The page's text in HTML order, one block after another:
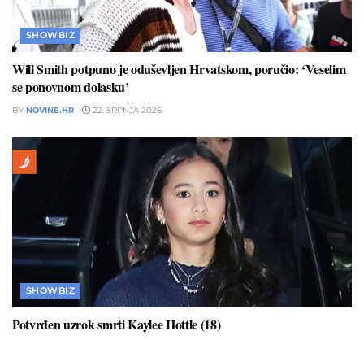
SHOWBIZ
Will Smith potpuno je oduševljen Hrvatskom, poručio: ‘Veselim
se ponovnom dolasku’
BY NOVINE.HR 22. SRPNJA 2026.
SHOWBIZ
Potvrđen uzrok smrti Kaylee Hottle (18)